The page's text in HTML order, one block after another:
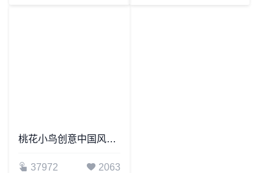
桃花小鸟创意中国风商务汇报PPT模板
37972 2063